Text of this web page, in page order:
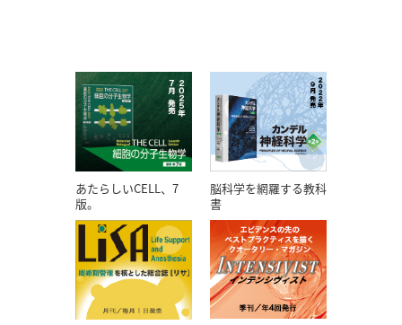
あたらしいCELL、7
版。
脳科学を網羅する教科
書